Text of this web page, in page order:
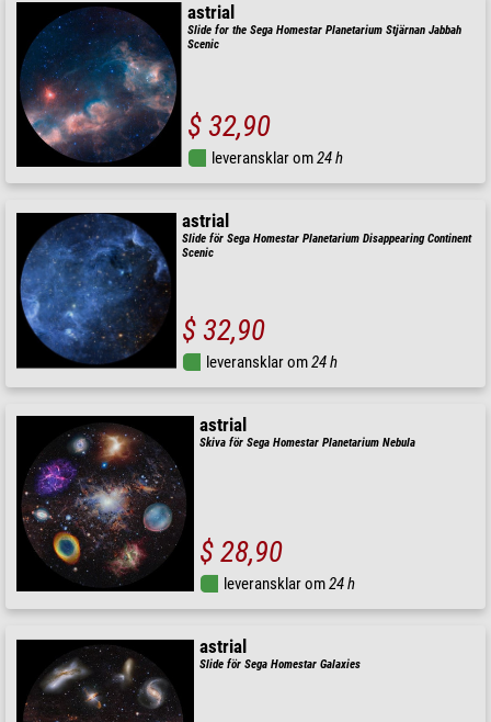
astrial
Slide for the Sega Homestar Planetarium Stjärnan Jabbah
Scenic
$ 32,90
leveransklar om24 h
astrial
Slide för Sega Homestar Planetarium Disappearing Continent
Scenic
$ 32,90
leveransklar om24 h
astrial
Skiva för Sega Homestar Planetarium Nebula
$ 28,90
leveransklar om24 h
astrial
Slide för Sega Homestar Galaxies